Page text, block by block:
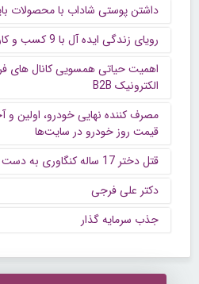
داشتن پوستی شاداب با محصولات
رویای زندگی ایده آل با 9 کسب و کار اینترنتی یا آنلاین
اهمیت حیاتی همسویی کانال های
الکترونیک B2B
مصرف کننده نهایی خودرو، اولین و
قیمت روز خودرو در سایت‌ها
قتل دختر 17 ساله کنگاوری به دست پدرش
دکتر علی فرجی
جذب سرمایه گذار